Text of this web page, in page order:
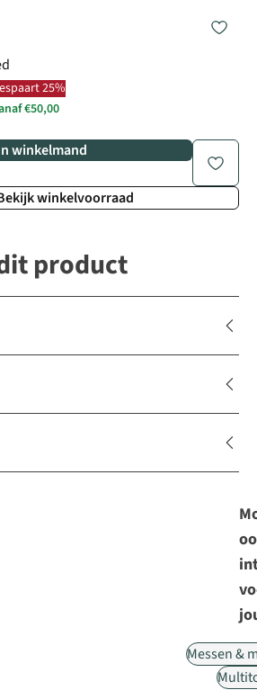
25%
€50,00
winkelmand
winkelvoorraad
product
Messen &